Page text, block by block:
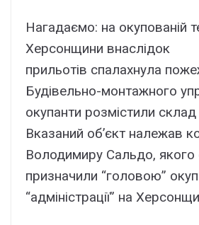
Нагадаємо: на окупованій
Херсонщини внаслідок
прильотів спалахнула
Будівельно-монтажного
окупанти розмістили склад
Вказаний об’єкт належав
Володимиру Сальдо, якого
призначили “головою”
“адміністрації” на